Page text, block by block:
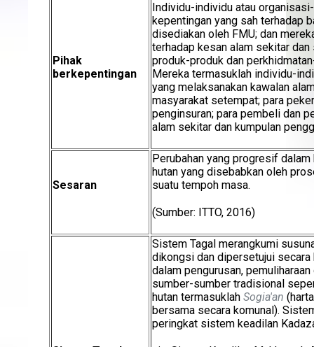
Pihak
berkepentingan
Individu-individu atau
kepentingan yang sah terhadap
disediakan oleh FMU; dan
terhadap kesan alam sekitar
produk-produk dan
Mereka termasuklah individu-
yang melaksanakan kawalan
masyarakat setempat; para
penginsuran; para pembeli dan
alam sekitar dan kumpulan
Sesaran
Perubahan yang progresif
hutan yang disebabkan oleh
suatu tempoh masa.
(Sumber: ITTO, 2016)
Sistem Tagal merangkumi
dikongsi dan dipersetujui secara
dalam pengurusan,
sumber-sumber tradisional
hutan termasuklah Sogia'an
bersama secara komunal).
peringkat sistem keadilan